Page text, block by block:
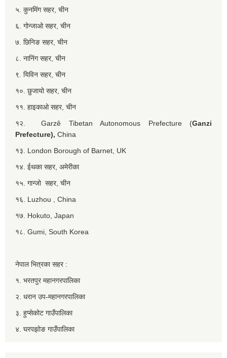
५. कुनमिंग सहर, चीन
६. गोन्जाओ सहर, चीन
७. छिनिङ सहर, चीन
८. नानिंग सहर, चीन
९. यिविन सहर, चीन
१०. छुजायो सहर, चीन
११. हाइकाओ सहर, चीन
१२. Garzê Tibetan Autonomous Prefecture (Ganzi
Prefecture), China
१३. London Borough of Barnet, UK
१४. ईथका सहर, अमेरीका
१५. गान्जो सहर, चीन
१६. Luzhou , China
१७. Hokuto, Japan
१८. Gumi, South Korea
नेपाल भित्रका सहर :
१. भरतपुर महानगरपालिका
२. धरान उप-महानगरपालिका
३. हुप्सेकोट गाउँपालिका
४. घरपझोङ गाउँपालिका